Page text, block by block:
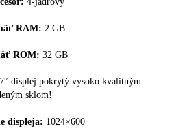
RAM: 2 GB
ROM: 32 GB
7″ displej pokrytý vysoko kvalitným
sklom!
displeja: 1024×600